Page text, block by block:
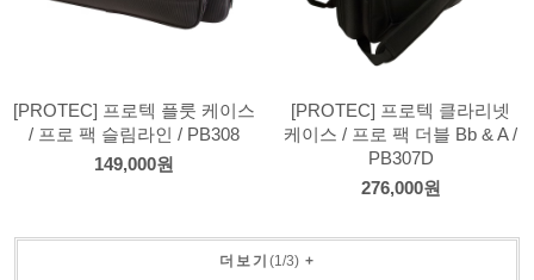
[PROTEC] 프로텍 플룻 케이스
/ 프로 팩 슬림라인 / PB308
149,000원
[PROTEC] 프로텍 클라리넷
케이스 / 프로 팩 더블 Bb & A /
PB307D
276,000원
더보기 (1 /3)+